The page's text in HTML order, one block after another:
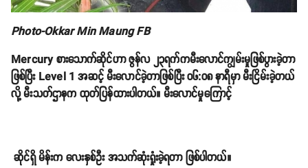
Photo-Okkar Min Maung FB
Mercury စားသောက်ဆိုင်ဟာ ဇွန်လ ၂၃ရက်ကမီးလောင်ကျွမ်းမှုဖြစ်ပွားခဲ့တာ
ဖြစ်ပြီး Level 1 အဆင့် မီးလောင်ခဲ့တာဖြစ်ပြီး ၀၆:၀၈ နာရီမှာ မီးငြိမ်းခဲ့တယ်
လို့ မီးသတ်ဌာနက ထုတ်ပြန်ထားပါတယ်။ မီးလောင်မှုကြောင့်
ဆိုင်ရှိ မိန်းက လေးနှစ်ဦး အသက်ဆုံးရှုံးခဲ့ရတာ ဖြစ်ပါတယ်။